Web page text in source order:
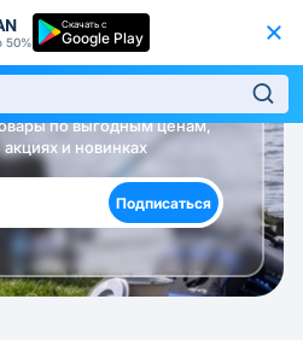
50%
Скачать с
Google Play
курсе!
по выгодным ценам,
акциях и новинках
Подписаться